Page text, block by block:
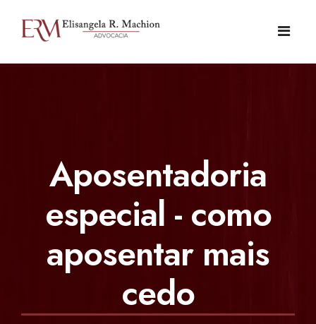
DIREITO PREVIDENCIÁRIO
APOSENTADORIA
APOSENTADORIA ESPECIAL - COMO APOSENTAR MAIS
APOSENTADORIA POR INVALIDEZ
CURIOSIDADES (INSS)
CONTATO
Aposentadoria
especial - como
aposentar mais
cedo